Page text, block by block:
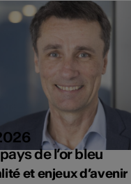
de l’or bleu
et enjeux d’avenir